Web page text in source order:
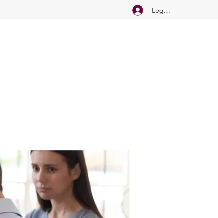
Logg inn